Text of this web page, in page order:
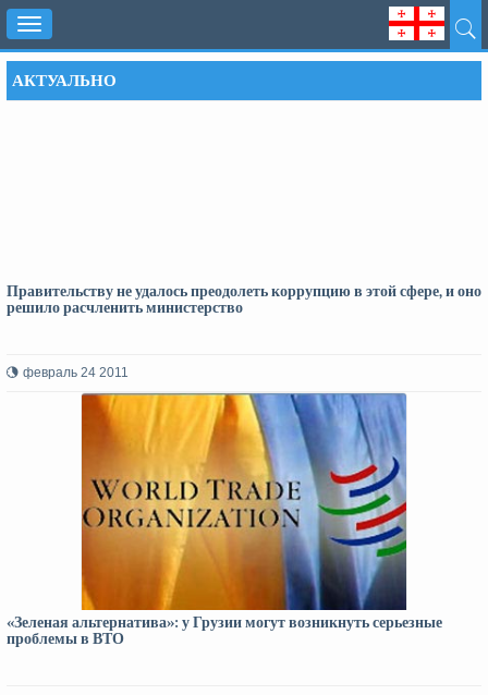
Toggle
navigation
АКТУАЛЬНО
Правительству не удалось преодолеть коррупцию в этой сфере, и оно
решило расчленить министерство
февраль 24 2011
«Зеленая альтернатива»: у Грузии могут возникнуть серьезные
проблемы в ВТО